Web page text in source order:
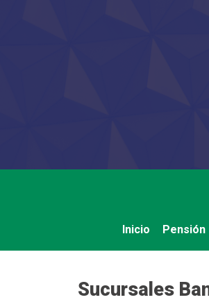
Inicio Pensión
Sucursales